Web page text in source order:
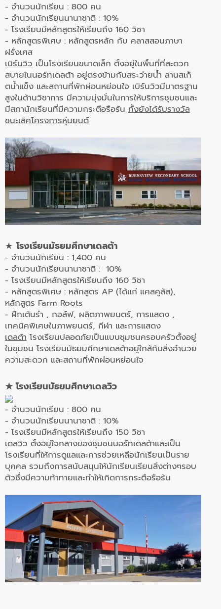
- จำนวนนักเรียน : 800 คน
- จำนวนนักเรียนนานาชาติ : 10%
- โรงเรียนมีหลักสูตรให้เรียนถึง 160 วิชา
- หลักสูตรพิเศษ : หลักสูตรหลัก กับ คลาสสอนภาษา
ฝรั่งเศส
เบิร์นวิว เป็นโรงเรียนขนาดเล็ก ตั้งอยู่ในพื้นที่ที่สะดวก
สบายในนอร์ทเดลต้า อยู่ตรงข้ามกับสระว่ายน้ำ ลานสเก็
ตน้ำแข็ง และสถานที่พักผ่อนหย่อนใจ เบิร์นวิวมีมาตรฐาน
สูงในด้านวิชาการ มีความมุ่งมั่นในการให้บริการชุมชนและ
มีสภานักเรียนที่มีความกระตือรือร้น ทั้งยังได้รับรางวัล
ชนะเลิศโครงการหุ่นยนต์
★โรงเรียนมัธยมศึกษาเดลต้า
- จำนวนนักเรียน : 1,400 คน
- จำนวนนักเรียนนานาชาติ : 10%
- โรงเรียนมีหลักสูตรให้เรียนถึง 160 วิชา
- หลักสูตรพิเศษ : หลักสูตร AP (ได้แก่ แคลคูลัส),
หลักสูตร Farm Roots
- ฝึกเต้นรำ , กอล์ฟ, ผลิตภาพยนตร์, การแสดง ,
เทคนิคพิเศษในภาพยนตร์, กีฬา และการแสดง
เดลต้า โรงเรียนปลอดภัยเป็นแบบชุมชนครอบครัวตั้งอยู่
ในชุมชน โรงเรียนมัธยมศึกษาเดลต้าอยู่ใกล้กับสิ่งอำนวย
ความสะดวก และสถานที่พักผ่อนหย่อนใจ
★ โรงเรียนมัธยมศึกษาเดลวิว
- จำนวนนักเรียน : 800 คน
- จำนวนนักเรียนนานาชาติ : 10%
- โรงเรียนมีหลักสูตรให้เรียนถึง 150 วิชา
เดลวิว ตั้งอยู่ใจกลางของชุมชนนอร์ทเดลต้าและเป็น
โรงเรียนที่ให้การดูแลและการช่วยเหลือนักเรียนเป็นราย
บุคคล รวมถึงการสนับสนุนให้นักเรียนเรียนสิ่งต่างๆรอบ
ตัวซึ่งมีความท้าทายและทำให้เกิดการกระตือรือร้น